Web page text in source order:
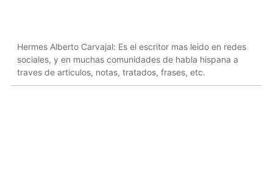
Hermes Alberto Carvajal: Es el escritor mas leido en redes
sociales, y en muchas comunidades de habla hispana a
traves de articulos, notas, tratados, frases, etc.